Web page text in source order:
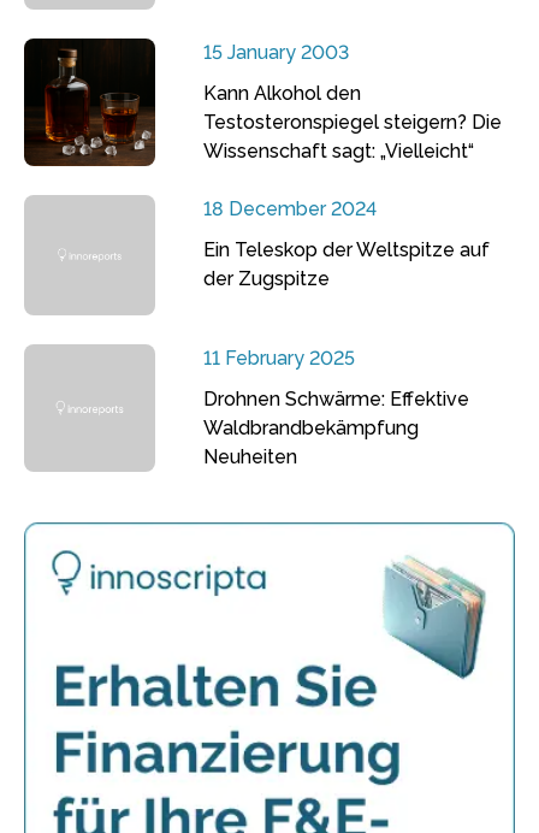
15 January 2003
Kann Alkohol den
Testosteronspiegel steigern? Die
Wissenschaft sagt: „Vielleicht“
18 December 2024
Ein Teleskop der Weltspitze auf
der Zugspitze
11 February 2025
Drohnen Schwärme: Effektive
Waldbrandbekämpfung
Neuheiten